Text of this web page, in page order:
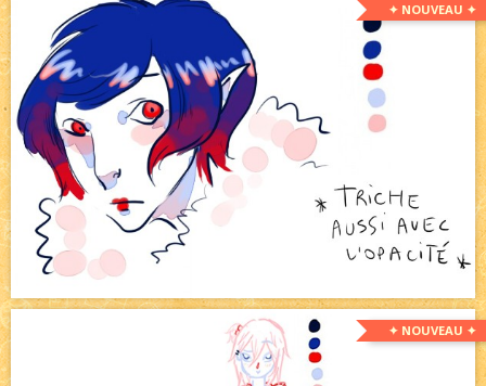
✦ NOUVEAU ✦
✦ NOUVEAU ✦